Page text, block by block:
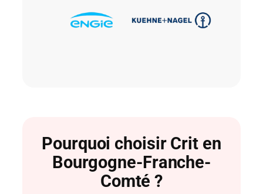
Pourquoi choisir Crit en
Bourgogne-Franche-
Comté ?